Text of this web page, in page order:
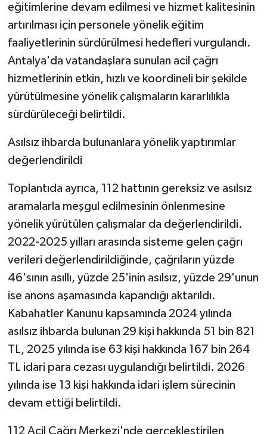
eğitimlerine devam edilmesi ve hizmet kalitesinin
artırılması için personele yönelik eğitim
faaliyetlerinin sürdürülmesi hedefleri vurgulandı.
Antalya'da vatandaşlara sunulan acil çağrı
hizmetlerinin etkin, hızlı ve koordineli bir şekilde
yürütülmesine yönelik çalışmaların kararlılıkla
sürdürüleceği belirtildi.
Asılsız ihbarda bulunanlara yönelik yaptırımlar
değerlendirildi
Toplantıda ayrıca, 112 hattının gereksiz ve asılsız
aramalarla meşgul edilmesinin önlenmesine
yönelik yürütülen çalışmalar da değerlendirildi.
2022-2025 yılları arasında sisteme gelen çağrı
verileri değerlendirildiğinde, çağrıların yüzde
46'sının asıllı, yüzde 25'inin asılsız, yüzde 29'unun
ise anons aşamasında kapandığı aktarıldı.
Kabahatler Kanunu kapsamında 2024 yılında
asılsız ihbarda bulunan 29 kişi hakkında 51 bin 821
TL, 2025 yılında ise 63 kişi hakkında 167 bin 264
TL idari para cezası uygulandığı belirtildi. 2026
yılında ise 13 kişi hakkında idari işlem sürecinin
devam ettiği belirtildi.
112 Acil Çağrı Merkezi'nde gerçekleştirilen